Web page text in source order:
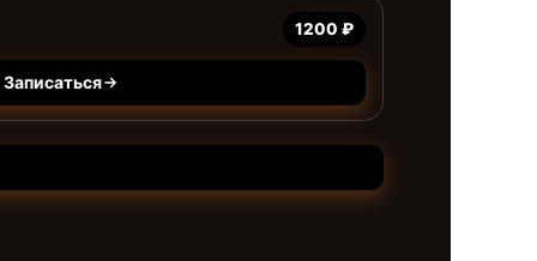
1200 ₽
Записаться